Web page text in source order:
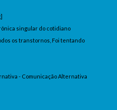
singular do cotidiano
os transtornos, Foi tentando
- Comunicação Alternativa